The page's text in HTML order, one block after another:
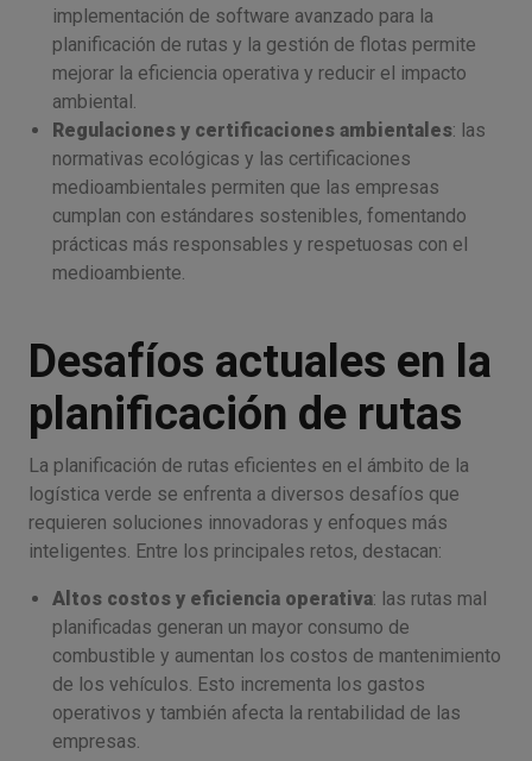
implementación de software avanzado para la
planificación de rutas y la gestión de flotas permite
mejorar la eficiencia operativa y reducir el impacto
ambiental.
Regulaciones y certificaciones ambientales: las
normativas ecológicas y las certificaciones
medioambientales permiten que las empresas
cumplan con estándares sostenibles, fomentando
prácticas más responsables y respetuosas con el
medioambiente.
Desafíos actuales en la
planificación de rutas
La planificación de rutas eficientes en el ámbito de la
logística verde se enfrenta a diversos desafíos que
requieren soluciones innovadoras y enfoques más
inteligentes. Entre los principales retos, destacan:
Altos costos y eficiencia operativa: las rutas mal
planificadas generan un mayor consumo de
combustible y aumentan los costos de mantenimiento
de los vehículos. Esto incrementa los gastos
operativos y también afecta la rentabilidad de las
empresas.